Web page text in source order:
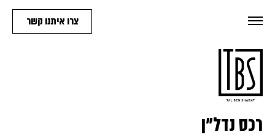
צרו איתנו קשר
רכס נדל"ן